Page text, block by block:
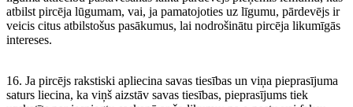
atbilst pircēja lūgumam, vai, ja pamatojoties uz līgumu, pārdevējs ir
veicis citus atbilstošus pasākumus, lai nodrošinātu pircēja likumīgās
intereses.
16. Ja pircējs rakstiski apliecina savas tiesības un viņa pieprasījuma
saturs liecina, ka viņš aizstāv savas tiesības, pieprasījums tiek